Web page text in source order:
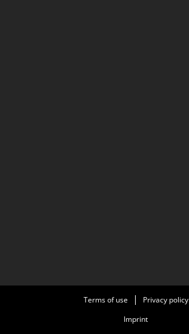
Terms of use
Privacy policy
Imprint